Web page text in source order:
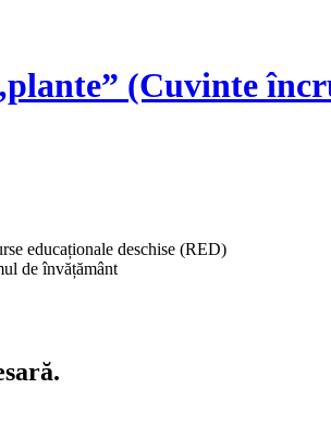
(Cuvinte
educaționale deschise (RED)
de învățământ